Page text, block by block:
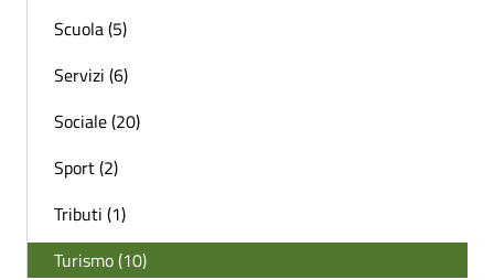
Scuola (5)
Servizi (6)
Sociale (20)
Sport (2)
Tributi (1)
Turismo (10)